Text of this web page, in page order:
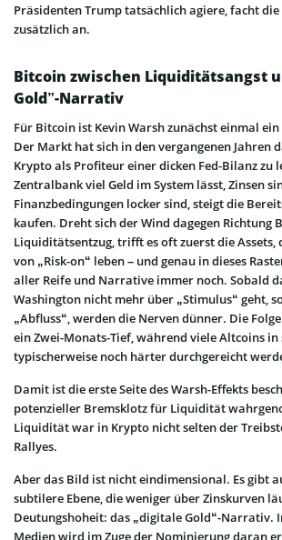
Präsidenten Trump tatsächlich agiere, facht
zusätzlich an.
Bitcoin zwischen Liquiditätsangst
Gold”-Narrativ
Für Bitcoin ist Kevin Warsh zunächst einmal
Der Markt hat sich in den vergangenen Jahren
Krypto als Profiteur einer dicken Fed-Bilanz zu
Zentralbank viel Geld im System lässt, Zinsen
Finanzbedingungen locker sind, steigt die
kaufen. Dreht sich der Wind dagegen Richtung
Liquiditätsentzug, trifft es oft zuerst die Assets,
von „Risk-on“ leben – und genau in dieses
aller Reife und Narrative immer noch. Sobald
Washington nicht mehr über „Stimulus“ geht,
„Abfluss“, werden die Nerven dünner. Die
ein Zwei-Monats-Tief, während viele Altcoins in
typischerweise noch härter durchgereicht
Damit ist die erste Seite des Warsh-Effekts
potenzieller Bremsklotz für Liquidität
Liquidität war in Krypto nicht selten der
Rallyes.
Aber das Bild ist nicht eindimensional. Es gibt
subtilere Ebene, die weniger über Zinskurven
Deutungshoheit: das „digitale Gold“-Narrativ.
Medien wird im Zuge der Nominierung daran